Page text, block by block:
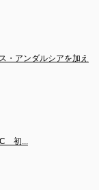
・アンダルシアを加え
　初...